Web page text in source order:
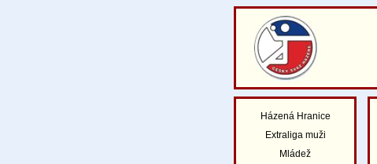
Házená Hranice
Extraliga muži
Mládež